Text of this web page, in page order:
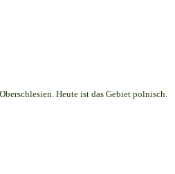
Heute ist das Gebiet polnisch.